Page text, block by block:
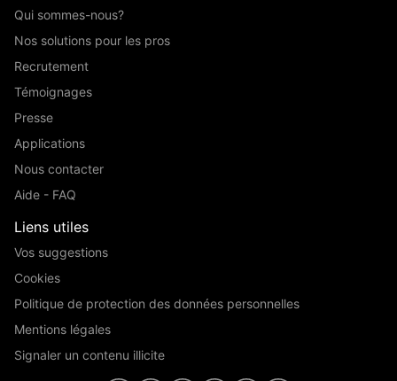
Qui sommes-nous?
Nos solutions pour les pros
Recrutement
Témoignages
Presse
Applications
Nous contacter
Aide - FAQ
Liens utiles
Vos suggestions
Cookies
Politique de protection des données personnelles
Mentions légales
Signaler un contenu illicite